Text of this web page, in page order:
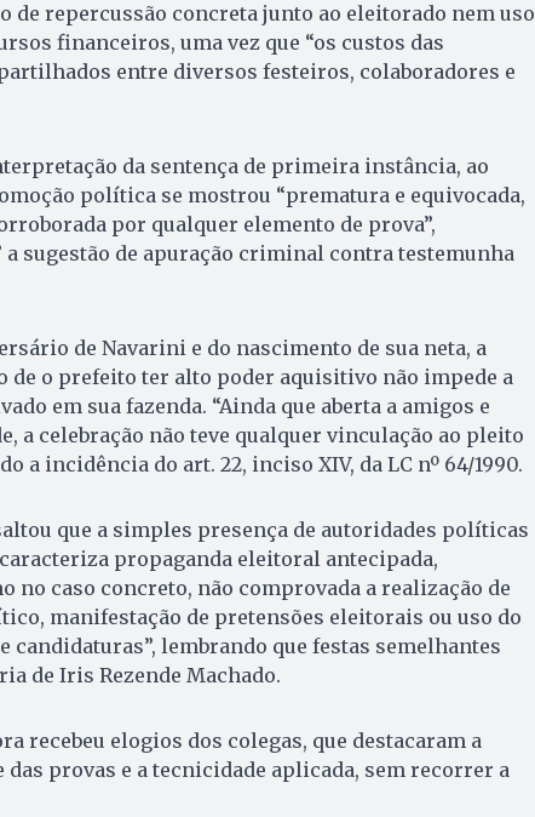
de repercussão concreta junto ao eleitorado nem uso
financeiros, uma vez que “os custos das
entre diversos festeiros, colaboradores e
da sentença de primeira instância, ao
política se mostrou “prematura e equivocada,
por qualquer elemento de prova”,
a sugestão de apuração criminal contra testemunha
de Navarini e do nascimento de sua neta, a
de o prefeito ter alto poder aquisitivo não impede a
em sua fazenda. “Ainda que aberta a amigos e
a celebração não teve qualquer vinculação ao pleito
a incidência do art. 22, inciso XIV, da LC nº 64/1990.
que a simples presença de autoridades políticas
propaganda eleitoral antecipada,
no caso concreto, não comprovada a realização de
manifestação de pretensões eleitorais ou uso do
candidaturas”, lembrando que festas semelhantes
de Iris Rezende Machado.
recebeu elogios dos colegas, que destacaram a
provas e a tecnicidade aplicada, sem recorrer a